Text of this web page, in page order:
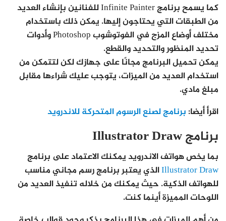
كما يسمح برنامج Infinite Painter للفنانين بإنشاء العديد
من الطبقات التي يحتاجون إليها. يمكن ذلك باستخدام
مختلف أوضاع المزج في الفوتوشوب Photoshop وأدوات
تحديد المنظور والتحديد والقطع.
يمكن تحميل البرنامج مجانًا على جهازك لكن لتتمكن من
استخدام العديد من الميزات، يتوجب عليك شراءها مقابل
مبلغ مادي.
اقرأ أيضا: برنامج لصنع الرسوم المتحركة للاندرويد
برنامج Illustrator Draw
بما يخص هواتف الاندرويد يمكنك الاعتماد على برنامج
Illustrator Drawالذي يعتبر برنامج رسم مجاني مناسب
للهواتف الذكية. حيث يمكنك من خلاله تنفيذ العديد من
اللوحات المميزة أينما كنت.